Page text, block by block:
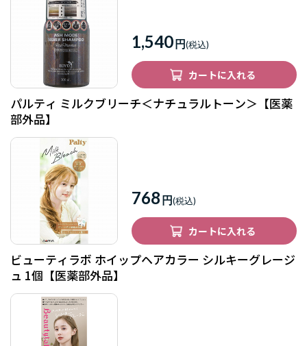
1,540 円
カートに入れる
パルティ ミルクブリーチ＜ナチュラルトーン＞【医薬
部外品】
768 円
カートに入れる
ビューティラボ ホイップヘアカラー シルキーグレージ
ュ 1個【医薬部外品】